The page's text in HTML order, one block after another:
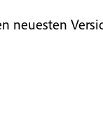
neuesten